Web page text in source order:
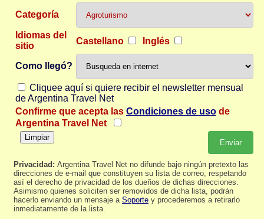
Categoría
Idiomas del
sitio
Castellano Inglés
Como llegó?
Cliquee aquí si quiere recibir el newsletter mensual
de Argentina Travel Net
Confirme que acepta las Condiciones de uso de
Argentina Travel Net
Privacidad: Argentina Travel Net no difunde bajo ningún pretexto las
direcciones de e-mail que constituyen su lista de correo, respetando
así el derecho de privacidad de los dueños de dichas direcciones.
Asimismo quienes soliciten ser removidos de dicha lista, podrán
hacerlo enviando un mensaje a Soporte y procederemos a retirarlo
inmediatamente de la lista.